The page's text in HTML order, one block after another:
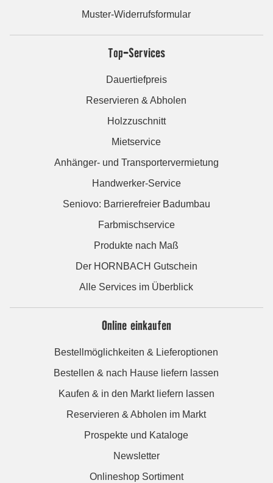
Muster-Widerrufsformular
Top-Services
Dauertiefpreis
Reservieren & Abholen
Holzzuschnitt
Mietservice
Anhänger- und Transportervermietung
Handwerker-Service
Seniovo: Barrierefreier Badumbau
Farbmischservice
Produkte nach Maß
Der HORNBACH Gutschein
Alle Services im Überblick
Online einkaufen
Bestellmöglichkeiten & Lieferoptionen
Bestellen & nach Hause liefern lassen
Kaufen & in den Markt liefern lassen
Reservieren & Abholen im Markt
Prospekte und Kataloge
Newsletter
Onlineshop Sortiment